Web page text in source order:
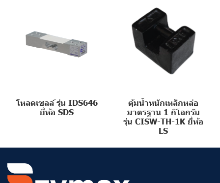
โหลดเซลล์ รุ่น IDS646
ยี่ห้อ SDS
ตุ้มน้ำหนักเหล็กหล่อ
มาตรฐาน 1 กิโลกรัม
รุ่น CISW-TH-1K ยี่ห้อ
LS